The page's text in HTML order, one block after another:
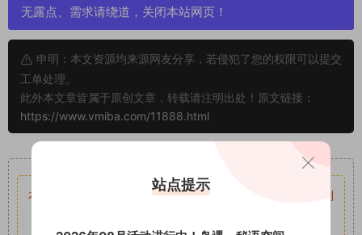
无露点、需求请绕道，关闭本站网页！
申明：本文资源均来源网友分享，若侵犯了您的权限可以提交
工单处理。
此外本文章皆属于原创文章，转载请注明出处！原文链接：
https://www.vmiba.com/11888.html
本站资源均来自网络分享，如有侵犯你的权益请私信留言
收到
站点提示